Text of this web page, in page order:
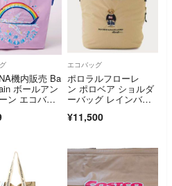
機内販売 Ba
ボールアン
ン エコバッ
エコバッグ
ポロラルフローレ
ン ポロベア ショルダ
ーバッグ レインバッ
¥11,500